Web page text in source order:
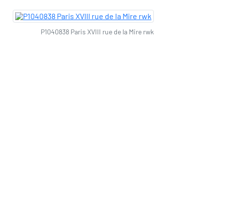
P1040838 Paris XVIII rue de la Mire rwk